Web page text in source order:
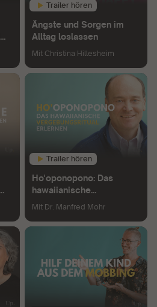
Trailer hören
Ängste und Sorgen im
Alltag loslassen
Mit Christina Hillesheim
Trailer hören
Ho'oponopono: Das
hawaiianische
Vergebungsritual erlernen
Mit Dr. Manfred Mohr